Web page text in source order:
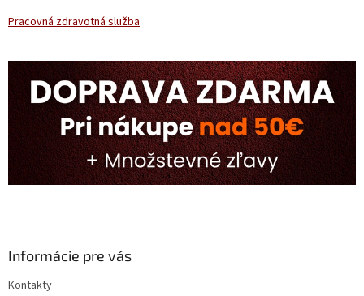
Pracovná zdravotná služba
Informácie pre vás
Kontakty